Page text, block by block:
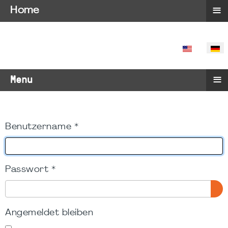
SPRACHE
Menu ≡
Benutzername *
Passwort *
Angemeldet bleiben
Home ≡